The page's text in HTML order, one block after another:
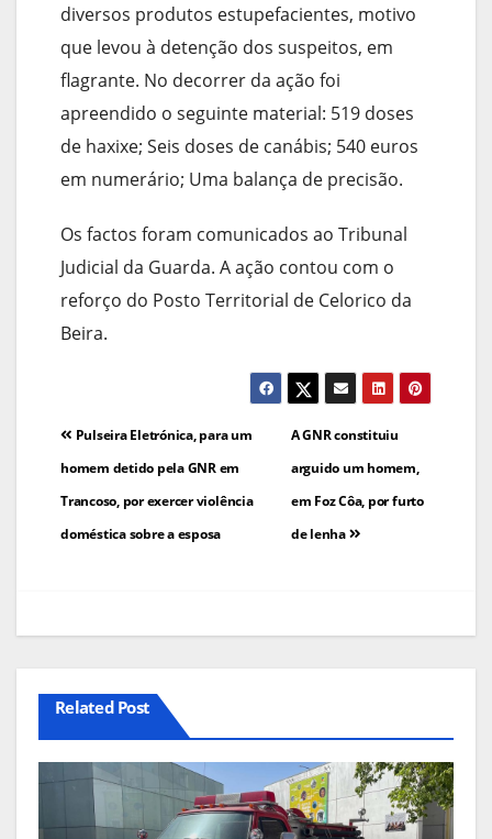
diversos produtos estupefacientes, motivo
que levou à detenção dos suspeitos, em
flagrante. No decorrer da ação foi
apreendido o seguinte material: 519 doses
de haxixe; Seis doses de canábis; 540 euros
em numerário; Uma balança de precisão.
Os factos foram comunicados ao Tribunal
Judicial da Guarda. A ação contou com o
reforço do Posto Territorial de Celorico da
Beira.
Navegação
de
artigos
A GNR constituiu
arguido um homem,
em Foz Côa, por furto
de lenha
Pulseira Eletrónica, para um
homem detido pela GNR em
Trancoso, por exercer violência
doméstica sobre a esposa
Related Post